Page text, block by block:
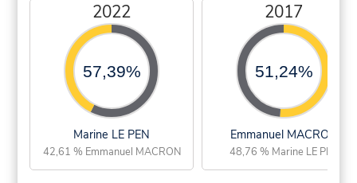
2022
57,39%
Marine LE PEN
42,61 % Emmanuel MACRON
2017
51,24%
Emmanuel MACRON
48,76 % Marine LE PEN